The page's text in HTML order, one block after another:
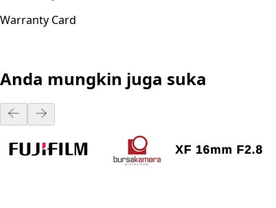
Warranty Card
Anda mungkin juga suka